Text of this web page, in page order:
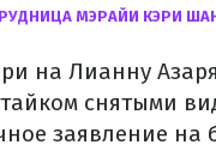
МЭРАЙИ КЭРИ
на Лианну
снятыми
заявление